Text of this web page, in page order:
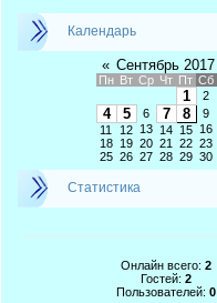
Календарь
« Сентябрь 2017
Пн Вт Ср Чт Пт Сб
1 2
4 5 6 7 8 9
11
12 13 14 15 16
18
19 20 21 22 23
25 26 27 28 29 30
Статистика
Онлайн всего: 2
Гостей: 2
Пользователей: 0